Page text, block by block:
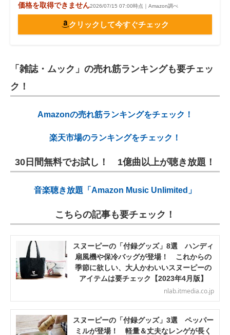
価格を取得できません2026/07/15 07:00時点｜Amazon調べ
クリックして今すぐチェック
「雑誌・ムック」の売れ筋ランキングも要チェッ
ク！
Amazonの売れ筋ランキングをチェック！
楽天市場のランキングをチェック！
30日間無料でお試し！ 1億曲以上が聴き放題！
音楽聴き放題「Amazon Music Unlimited」
こちらの記事も要チェック！
スヌーピーの「付録グッズ」8選 ハンディ
扇風機や保冷バッグが登場！ これからの
季節に欲しい、大人かわいいスヌーピーの
アイテムは要チェック【2023年4月版】
nlab.itmedia.co.jp
スヌーピーの「付録グッズ」3選 ペッパー
ミルが登場！ 軽量＆丈夫なレンゲが長く